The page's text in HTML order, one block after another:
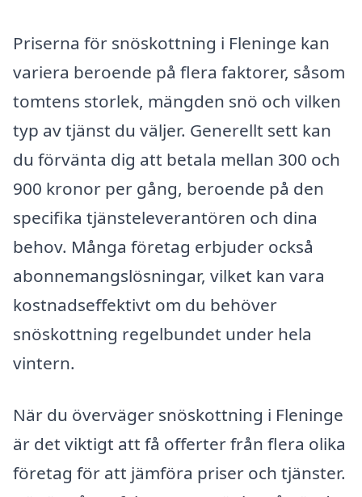
Priserna för snöskottning i Fleninge kan
variera beroende på flera faktorer, såsom
tomtens storlek, mängden snö och vilken
typ av tjänst du väljer. Generellt sett kan
du förvänta dig att betala mellan 300 och
900 kronor per gång, beroende på den
specifika tjänsteleverantören och dina
behov. Många företag erbjuder också
abonnemangslösningar, vilket kan vara
kostnadseffektivt om du behöver
snöskottning regelbundet under hela
vintern.
När du överväger snöskottning i Fleninge
är det viktigt att få offerter från flera olika
företag för att jämföra priser och tjänster.